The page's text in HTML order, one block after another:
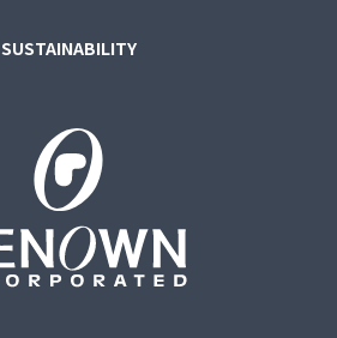
SUSTAINABILITY